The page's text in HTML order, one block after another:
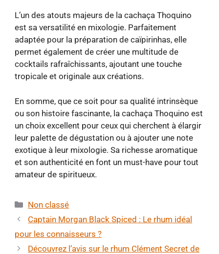
L’un des atouts majeurs de la cachaça Thoquino
est sa versatilité en mixologie. Parfaitement
adaptée pour la préparation de caïpirinhas, elle
permet également de créer une multitude de
cocktails rafraîchissants, ajoutant une touche
tropicale et originale aux créations.
En somme, que ce soit pour sa qualité intrinsèque
ou son histoire fascinante, la cachaça Thoquino est
un choix excellent pour ceux qui cherchent à élargir
leur palette de dégustation ou à ajouter une note
exotique à leur mixologie. Sa richesse aromatique
et son authenticité en font un must-have pour tout
amateur de spiritueux.
Catégories
Non classé
Captain Morgan Black Spiced : Le rhum idéal
pour les connaisseurs ?
Découvrez l’avis sur le rhum Clément Secret de